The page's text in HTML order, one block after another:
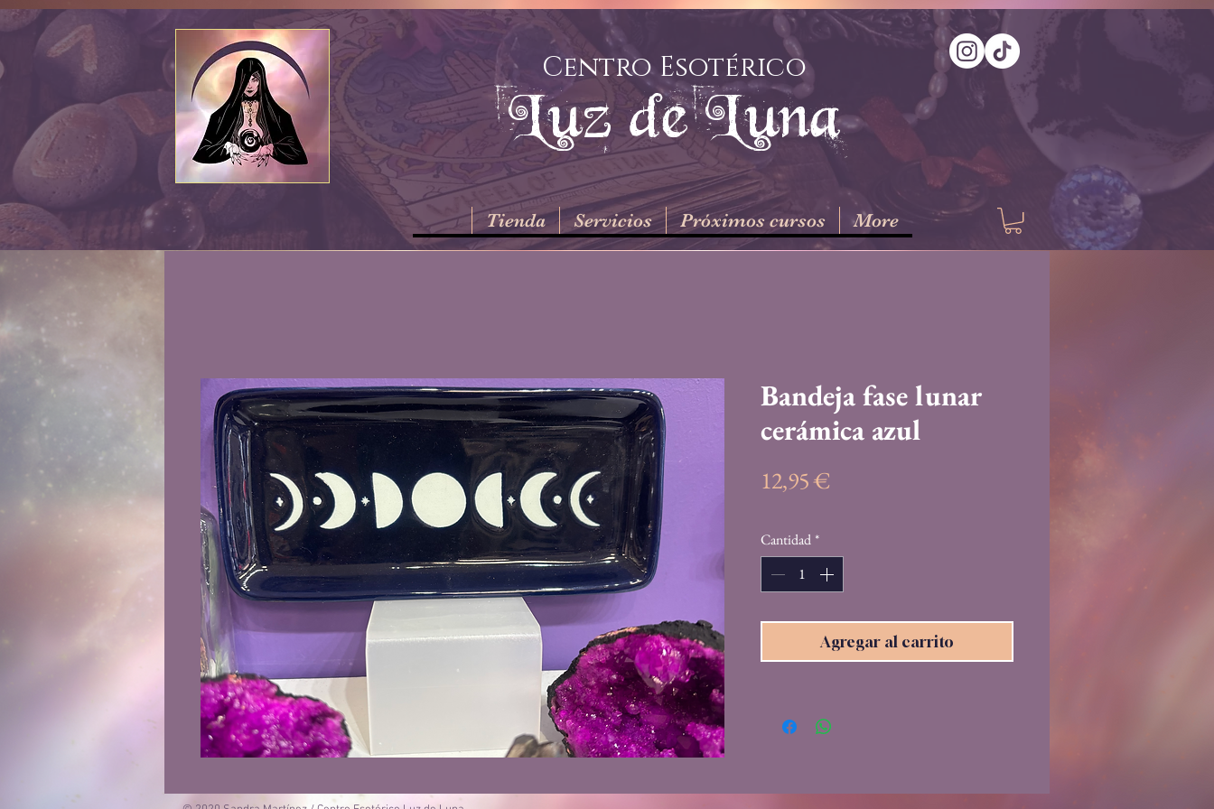
Centro Esotérico
Luz de Luna
Tienda Servicios Próximos cursos More
Bandeja fase lunar
cerámica azul
12,95 €
Cantidad*
Agregar al carrito